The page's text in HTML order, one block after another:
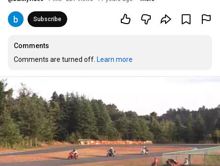
Subscribe
Comments
Comments are turned off. Learn more